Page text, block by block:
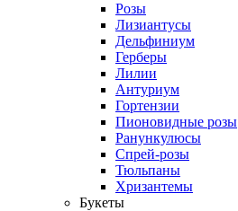
Розы
Лизиантусы
Дельфиниум
Герберы
Лилии
Антуриум
Гортензии
Пионовидные розы
Ранункулюсы
Спрей-розы
Тюльпаны
Хризантемы
Букеты